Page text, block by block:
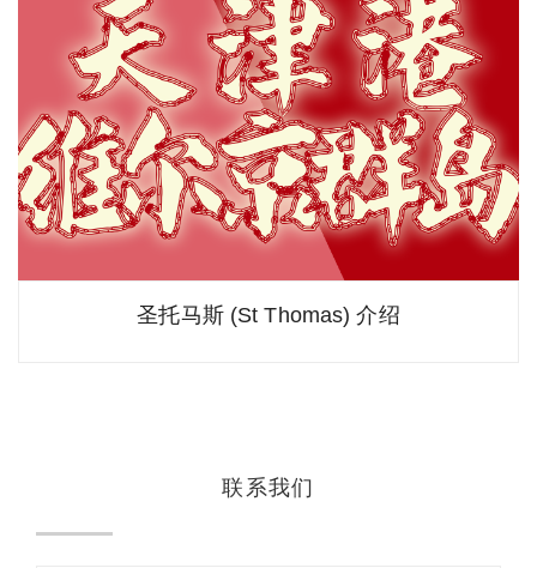
圣托马斯 (St Thomas) 介绍
联系我们